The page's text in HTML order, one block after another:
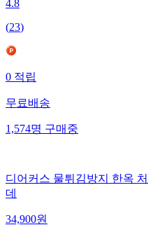
4.8
(23)
0적립
무료배송
1,574명구매중
디어커스 물튀김방지 한옥
데
34,900원